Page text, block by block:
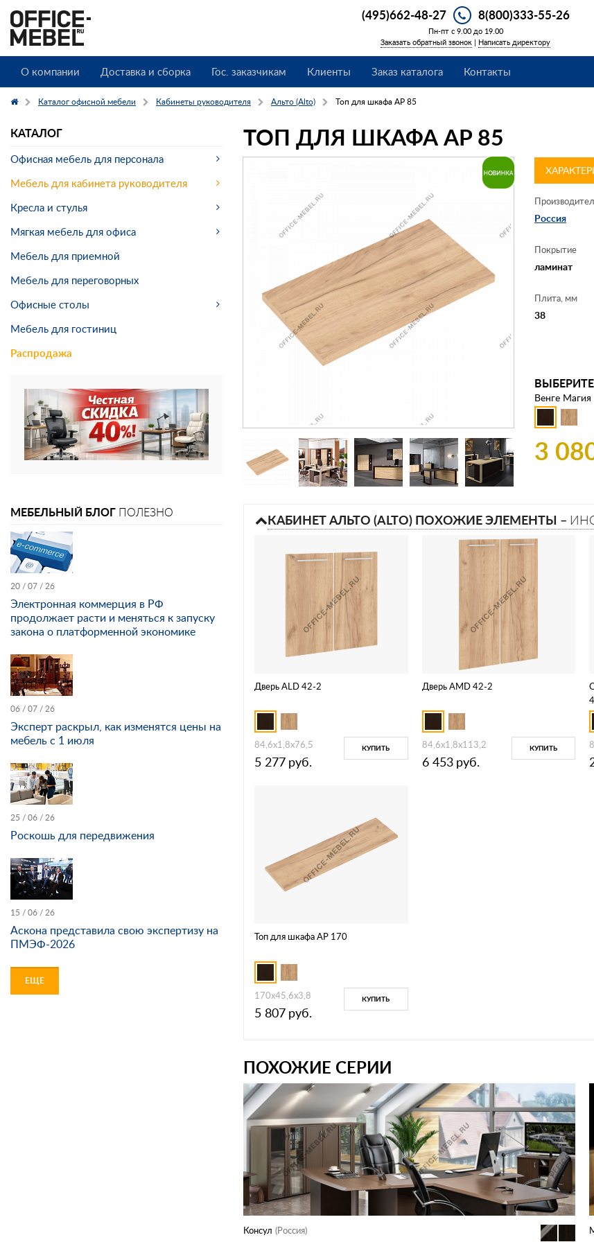
(495)662-48-27 8(800)333-55-26
Пн-пт с 9.00 до 19.00
Заказать обратный звонок | Написать директору
О компании Доставка и сборка Гос. заказчикам Клиенты Заказ каталога Контакты
Каталог офисной мебели Кабинеты руководителя Альто (Alto) Топ для шкафа AP 85
ТОП ДЛЯ ШКАФА AP 85
Россия
Покрытие
ламинат
Плита, мм
38
Венге Магия
3
КАБИНЕТ АЛЬТО (ALTO) ПОХОЖИЕ ЭЛЕМЕНТЫ –
Дверь ALD 42-2
84,6х1,8х76,5
5 277 руб.
КУПИТЬ
Дверь AMD 42-2
84,6х1,8х113,2
6 453 руб.
КУПИТЬ
Топ для шкафа AP 170
170х45,6х3,8
5 807 руб.
КУПИТЬ
ПОХОЖИЕ СЕРИИ
Консул (Россия)
КАТАЛОГ
Офисная мебель для персонала
Мебель для кабинета руководителя
Кресла и стулья
Мягкая мебель для офиса
Мебель для приемной
Мебель для переговорных
Офисные столы
Мебель для гостиниц
Распродажа
МЕБЕЛЬНЫЙ БЛОГ ПОЛЕЗНО
20 / 07 / 26
Электронная коммерция в РФ
продолжает расти и меняться к запуску
закона о платформенной экономике
06 / 07 / 26
Эксперт раскрыл, как изменятся цены на
мебель с 1 июля
25 / 06 / 26
Роскошь для передвижения
15 / 06 / 26
Аскона представила свою экспертизу на
ПМЭФ-2026
ЕЩЕ